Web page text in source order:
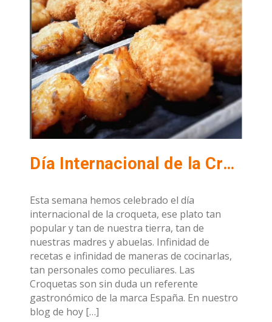
Día Internacional de la Croqueta
Esta semana hemos celebrado el día
internacional de la croqueta, ese plato tan
popular y tan de nuestra tierra, tan de
nuestras madres y abuelas. Infinidad de
recetas e infinidad de maneras de cocinarlas,
tan personales como peculiares. Las
Croquetas son sin duda un referente
gastronómico de la marca España. En nuestro
blog de hoy […]